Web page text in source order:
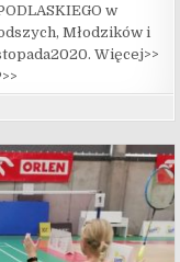
w
Młodzików i
Więcej>>